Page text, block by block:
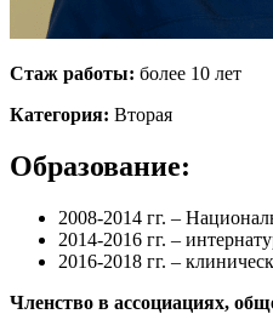
Стаж работы: более 10 лет
Категория: Вторая
Образование:
2008-2014 гг. –
2014-2016 гг. –
2016-2018 гг. –
Членство в ассоциациях,